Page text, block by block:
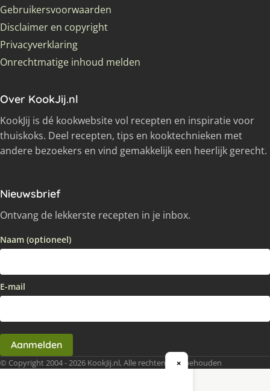
Gebruikersvoorwaarden
Disclaimer en copyright
Privacyverklaring
Onrechtmatige inhoud melden
Over KookJij.nl
KookJij is dé kookwebsite vol recepten en inspiratie voor
thuiskoks. Deel recepten, tips en kooktechnieken met
andere bezoekers en vind gemakkelijk een heerlijk gerecht.
Nieuwsbrief
Ontvang de lekkerste recepten in je inbox.
Naam (optioneel)
E-mail
Aanmelden
© Copyright 2004 - 2026 KookJij.nl, Alle rechten voorbehouden
×